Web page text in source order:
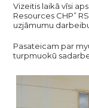
Vizeitis laikā vīsi
Resources CHP”
uzjāmumu
Pasateicam par
turpmuokū